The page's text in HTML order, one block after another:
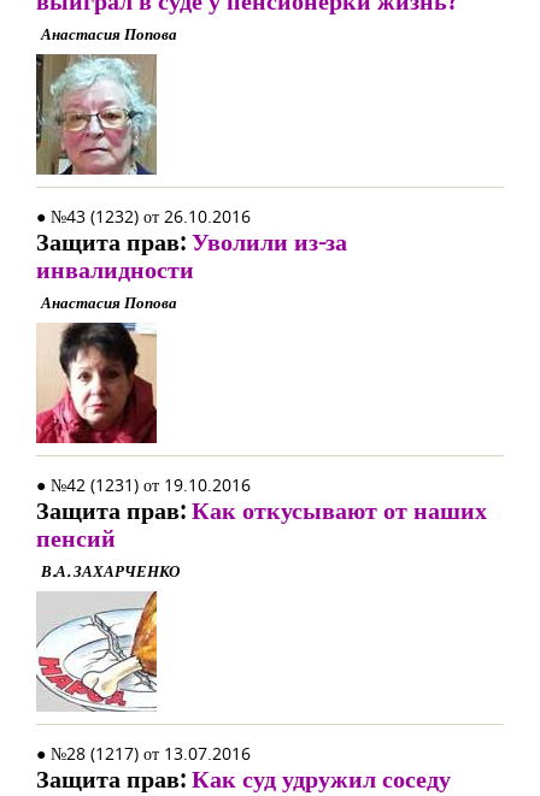
Анастасия Попова
● №43 (1232) от 26.10.2016
Защита прав:Уволили из-за
инвалидности
Анастасия Попова
● №42 (1231) от 19.10.2016
Защита прав:Как откусывают от наших
пенсий
В.А. ЗАХАРЧЕНКО
● №28 (1217) от 13.07.2016
Защита прав:Как суд удружил соседу